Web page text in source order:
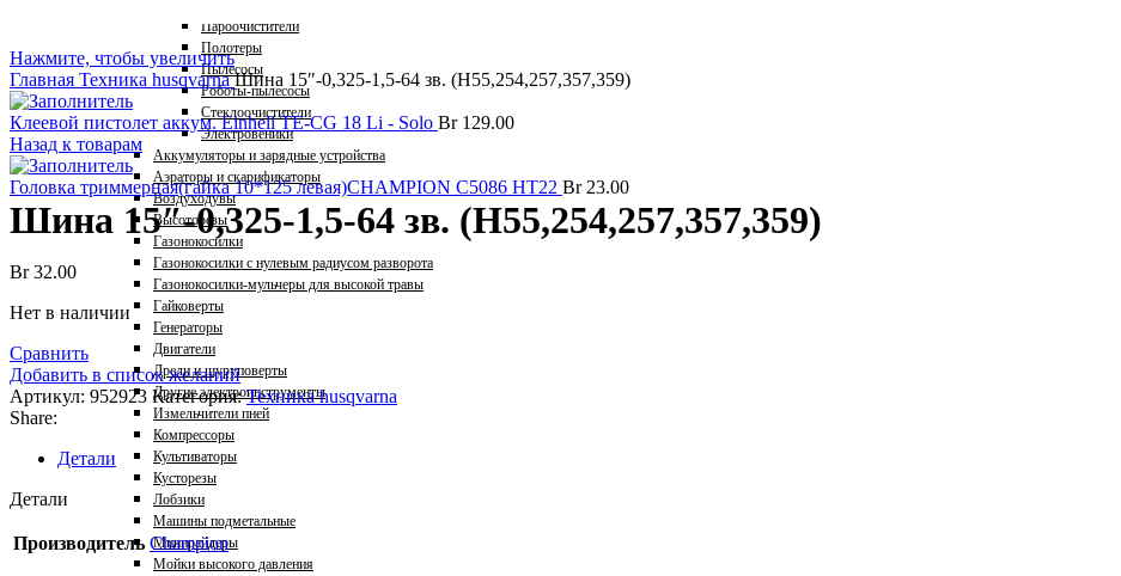
Пароочистители
Полотеры
Пылесосы
Роботы-пылесосы
Стеклоочистители
Электровеники
Аккумуляторы и зарядные устройства
Аэраторы и скарификаторы
Воздуходувы
Высоторезы
Газонокосилки
Газонокосилки с нулевым радиусом разворота
Газонокосилки-мульчеры для высокой травы
Гайковерты
Генераторы
Двигатели
Дрели и шуруповерты
Другие электроинструменты
Измельчители пней
Компрессоры
Культиваторы
Кусторезы
Лобзики
Машины подметальные
Минирайдеры
Мойки высокого давления
Нажмите, чтобы увеличить
Главная Техника husqvarnaШина 15″-0,325-1,5-64 зв. (Н55,254,257,357,359)
Клеевой пистолет аккум. Einhell TE-CG 18 Li - Solo Br129.00
Назад к товарам
Головка триммерная(гайка 10*125 левая)CHAMPION C5086 HT22 Br23.00
Шина 15″-0,325-1,5-64 зв. (Н55,254,257,357,359)
Br32.00
Нет в наличии
Сравнить
Добавить в список желаний
Артикул: 952923 Категория: Техника husqvarna
Share:
Детали
Детали
Производитель Champion